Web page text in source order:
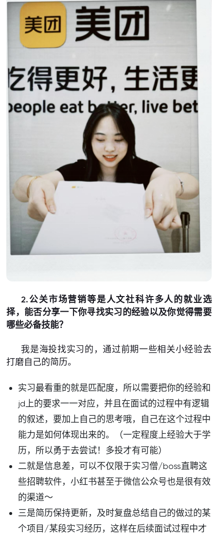
2.公关市场营销等是人文社科许多人的就业选
择，能否分享一下你寻找实习的经验以及你觉得需要
哪些必备技能？
我是海投找实习的，通过前期一些相关小经验去
打磨自己的简历。
实习最看重的就是匹配度，所以需要把你的经验和
jd上的要求一一对应，并且在面试的过程中有逻辑
的叙述，要加上自己的思考哦，自己在这个过程中
能力是如何体现出来的。（一定程度上经验大于学
历，所以勇于去尝试！多投才有可能）
二就是信息差，可以不仅限于实习僧/boss直聘这
些招聘软件，小红书甚至于微信公众号也是很有效
的渠道～
三是简历保持更新，及时复盘总结自己的做过的某
个项目/某段实习经历，这样在后续面试过程中才